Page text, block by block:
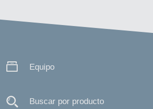
Equipo
Buscar por producto